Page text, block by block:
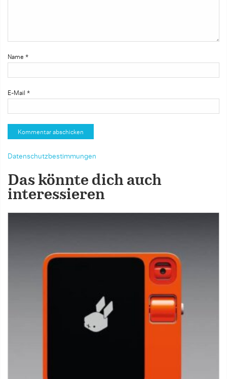
Name *
E-Mail *
Datenschutzbestimmungen
Das könnte dich auch
interessieren